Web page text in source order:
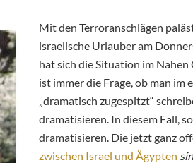
Mit den Terroranschlägen
israelische Urlauber am
hat sich die Situation im
ist immer die Frage, ob man im
„dramatisch zugespitzt“
dramatisieren. In diesem Fall,
dramatisieren. Die jetzt ganz
zwischen Israel und Ägypten